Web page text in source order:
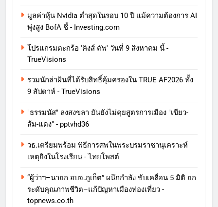
มูลค่าหุ้น Nvidia ต่ำสุดในรอบ 10 ปี แม้ความต้องการ AI
พุ่งสูง BofA ชี้ - Investing.com
โปรแกรมตะกร้อ 'คิงส์ คัพ' วันที่ 9 สิงหาคม นี้ -
TrueVisions
รวมนักล่าฝันที่ได้รับสิทธิ์คุ้มครองใน TRUE AF2026 ทั้ง
9 สัปดาห์ - TrueVisions
"ธรรมนัส" ลงสงขลา ยันยังไม่คุยสูตรการเมือง "เขียว-
ส้ม-แดง" - pptvhd36
วธ.เตรียมพร้อม พิธีการศพในพระบรมราชานุเคราะห์
เหตุยิงในโรงเรียน - ไทยโพสต์
“ผู้ว่าฯ–นายก อบจ.ภูเก็ต” ผนึกกำลัง ขับเคลื่อน 5 มิติ ยก
ระดับคุณภาพชีวิต–แก้ปัญหาเมืองท่องเที่ยว -
topnews.co.th